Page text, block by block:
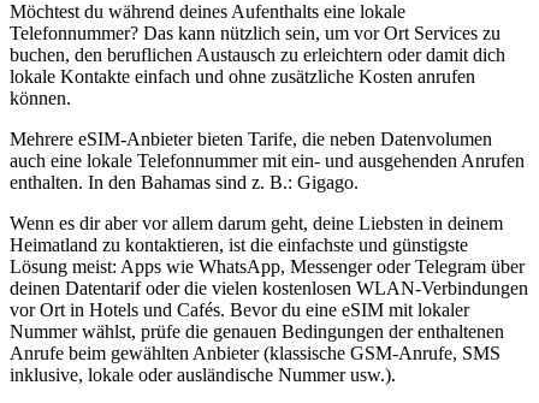
Möchtest du während deines Aufenthalts eine lokale
Telefonnummer? Das kann nützlich sein, um vor Ort Services zu
buchen, den beruflichen Austausch zu erleichtern oder damit dich
lokale Kontakte einfach und ohne zusätzliche Kosten anrufen
können.
Mehrere eSIM-Anbieter bieten Tarife, die neben Datenvolumen
auch eine lokale Telefonnummer mit ein- und ausgehenden Anrufen
enthalten. In den Bahamas sind z. B.: Gigago.
Wenn es dir aber vor allem darum geht, deine Liebsten in deinem
Heimatland zu kontaktieren, ist die einfachste und günstigste
Lösung meist: Apps wie WhatsApp, Messenger oder Telegram über
deinen Datentarif oder die vielen kostenlosen WLAN-Verbindungen
vor Ort in Hotels und Cafés. Bevor du eine eSIM mit lokaler
Nummer wählst, prüfe die genauen Bedingungen der enthaltenen
Anrufe beim gewählten Anbieter (klassische GSM-Anrufe, SMS
inklusive, lokale oder ausländische Nummer usw.).